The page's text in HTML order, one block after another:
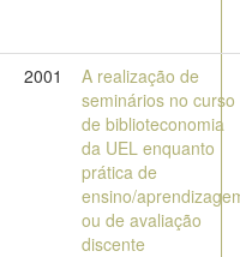
2001
A realização de
seminários no curso
de biblioteconomia
da UEL enquanto
prática de
ensino/
ou de avaliação
discente